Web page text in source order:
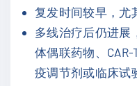
复发时间较早，尤
多线治疗后仍进展
体偶联药物、
疫调节剂或临床试